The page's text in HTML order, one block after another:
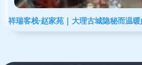
祥瑞客栈·赵家苑 | 大理古城隐秘而温